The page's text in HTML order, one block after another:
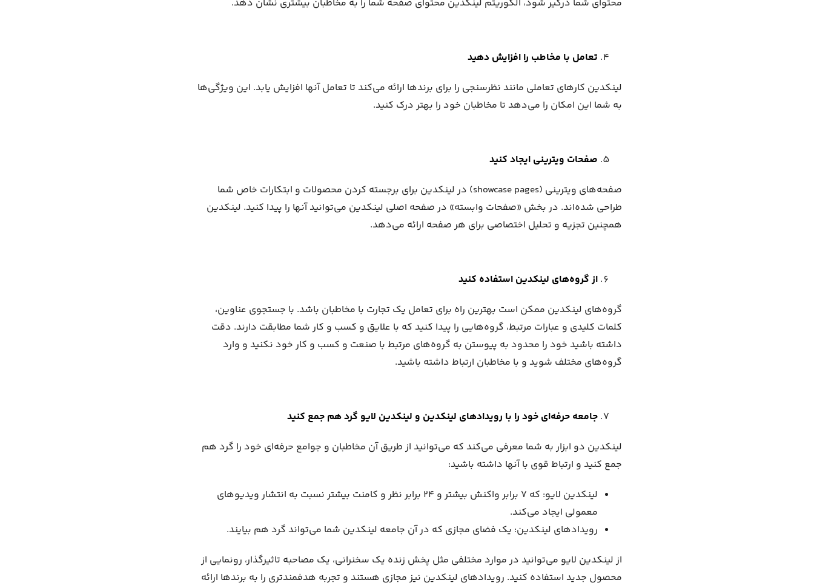
محتوای شما درگیر شود، الگوریتم لینکدین محتوای صفحه شما را به مخاطبان بیشتری نشان دهد.
تعامل با مخاطب را افزایش دهید
لینکدین کارهای تعاملی مانند نظرسنجی را برای برندها ارائه می‌کند تا تعامل آنها افزایش یابد. این ویژگی‌ها
به شما این امکان را می‌دهد تا مخاطبان خود را بهتر درک کنید.
صفحات ویترینی ایجاد کنید
صفحه‌های ویترینی (showcase pages) در لینکدین برای برجسته کردن محصولات و ابتکارات خاص شما
طراحی شده‌اند. در بخش «صفحات وابسته» در صفحه اصلی لینکدین می‌توانید آنها را پیدا کنید. لینکدین
همچنین تجزیه و تحلیل اختصاصی برای هر صفحه ارائه می‌دهد.
از گروه‌های لینکدین استفاده کنید
گروه‌های لینکدین ممکن است بهترین راه برای تعامل یک تجارت با مخاطبان باشد. با جستجوی عناوین،
کلمات کلیدی و عبارات مرتبط، گروه‌هایی را پیدا کنید که با علایق و کسب و کار شما مطابقت دارند. دقت
داشته باشید خود را محدود به پیوستن به گروه‌های مرتبط با صنعت و کسب و کار خود نکنید و وارد
گروه‌‌های مختلف شوید و با مخاطبان ارتباط داشته باشید.
جامعه حرفه‌ای خود را با رویدادهای لینکدین و لینکدین لایو گرد هم جمع کنید
لینکدین دو ابزار به شما معرفی می‌کند که می‌توانید از طریق آن مخاطبان و جوامع حرفه‌ای خود را گرد هم
جمع کنید و ارتباط قوی با آنها داشته باشید:
لینکدین لایو: که ۷ برابر واکنش بیشتر و ۲۴ برابر نظر و کامنت بیشتر نسبت به انتشار ویدیوهای
معمولی ایجاد می‌کند.
رویدادهای لینکدین: یک فضای مجازی که در آن جامعه لینکدین شما می‌تواند گرد هم بیایند.
از لینکدین لایو می‌توانید در موارد مختلفی مثل پخش زنده یک سخنرانی، یک مصاحبه تاثیرگذار، رونمایی از
محصول جدید استفاده کنید. رویدادهای لینکدین نیز مجازی هستند و تجربه هدفمندتری را به برندها ارائه